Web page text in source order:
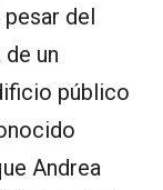
del
un
público
Andrea